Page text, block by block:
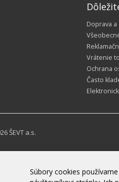
Doprava
Vrátenie
Ochrana
Často
ŠEVT a.s.
Súbory cookies